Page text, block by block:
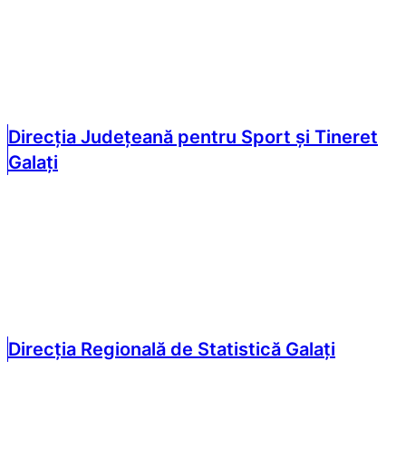
Direcția Județeană pentru Sport și Tineret
Galați
Direcția Regională de Statistică Galați